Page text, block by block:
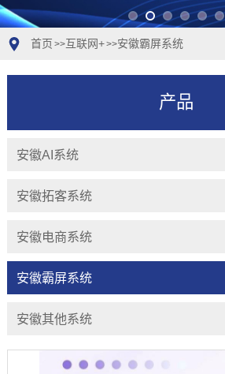
首页 >>互联网+>>安徽霸屏系统
产品
安徽AI系统
安徽拓客系统
安徽电商系统
安徽霸屏系统
安徽其他系统